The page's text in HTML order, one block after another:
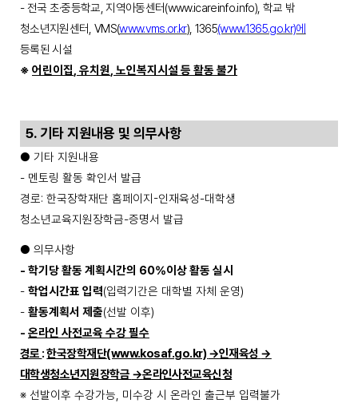
-전국 초·중등학교,지역아동센터(www.icareinfo.info), 학교 밖
청소년지원센터, VMS(www.vms.or.kr), 1365(www.1365.go.kr)에
등록된 시설
※ 어린이집, 유치원, 노인복지시설 등 활동 불가
5. 기타 지원내용 및 의무사항
● 기타 지원내용
- 멘토링 활동 확인서 발급
경로: 한국장학재단 홈페이지-인재육성-대학생
청소년교육지원장학금-증명서 발급
● 의무사항
- 학기당활동 계획시간의 60%이상 활동 실시
- 학업시간표 입력(입력기간은 대학별 자체 운영)
- 활동계획서 제출(선발 이후)
- 온라인 사전교육 수강 필수
경로 :한국장학재단(www.kosaf.go.kr)→인재육성 →
대학생청소년지원장학금 →온라인사전교육신청
※ 선발이후 수강가능, 미수강 시 온라인 출근부 입력불가